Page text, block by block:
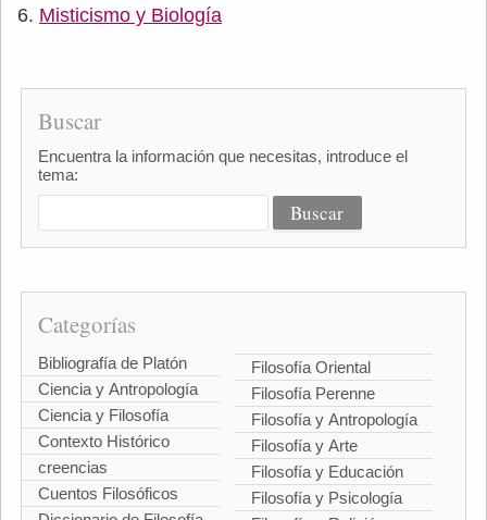
Misticismo y Biología
Buscar
Encuentra la información que necesitas, introduce el
tema:
Categorías
Bibliografía de Platón
Ciencia y Antropología
Ciencia y Filosofía
Contexto Histórico
creencias
Cuentos Filosóficos
Filosofía Oriental
Filosofía Perenne
Filosofía y Antropología
Filosofía y Arte
Filosofía y Educación
Filosofía y Psicología